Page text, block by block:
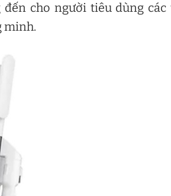
đến cho người tiêu dùng các
minh.